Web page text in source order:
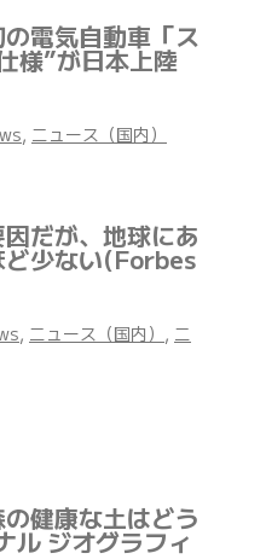
電気自動車「ス
様”が日本上陸
, ニュース（国内）
だが、地球にあ
ど少ない(Forbes
, ニュース（国内） , ニ
健康な土はどう
ル ジオグラフィ